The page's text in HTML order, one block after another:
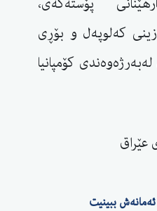
كەلوپەل و بۆڕی
كۆمپانیا
عێراق
ببینیت